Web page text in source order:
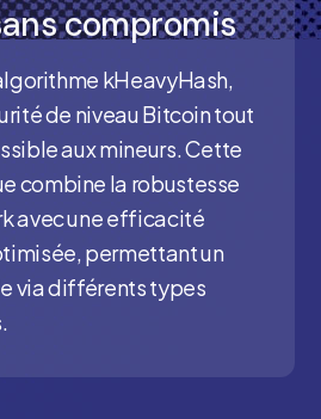
compromis
kHeavyHash,
de niveau Bitcoin tout
aux mineurs. Cette
combine la robustesse
avec une efficacité
permettant un
via différents types